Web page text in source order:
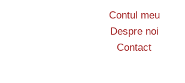
Contul meu
Despre noi
Contact